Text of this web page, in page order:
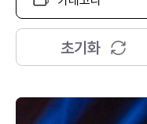
고
리
택
초기화